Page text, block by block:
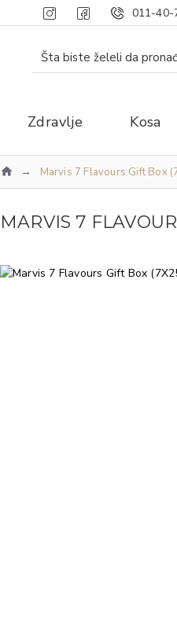
011-40-
Zdravlje Kosa
Marvis 7 Flavours Gift Box
MARVIS 7